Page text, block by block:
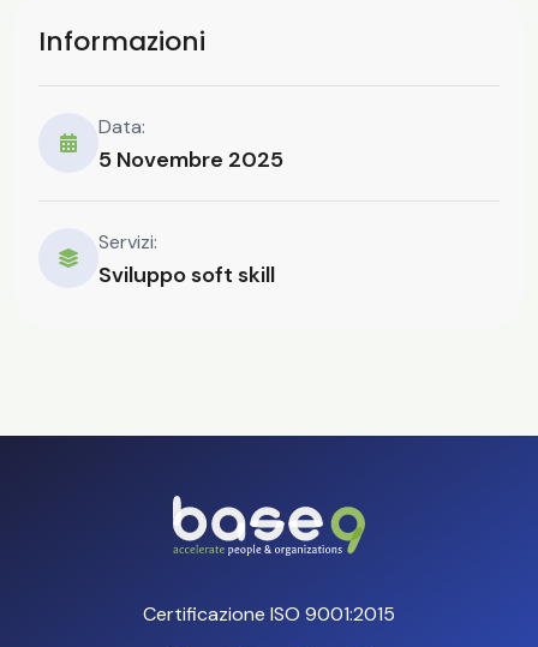
Informazioni
Data:
5 Novembre 2025
Servizi:
Sviluppo soft skill
Certificazione ISO 9001:2015